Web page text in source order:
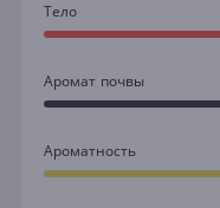
Тело
Аромат почвы
Ароматность